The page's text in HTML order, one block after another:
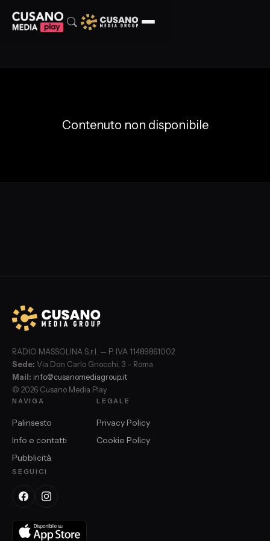
Contenuto non disponibile
RADIO MASSOLINA S.r.l. — P. IVA 11489861002
Sede: Via Don Carlo Gnocchi, 3 – Roma
Mail: info@cusanomediagroup.it
© 2026 Cusano Media Play
NAVIGA
Palinsesto
Info e contatti
Pubblicità
LEGALE
Privacy Policy
Cookie Policy
SEGUICI